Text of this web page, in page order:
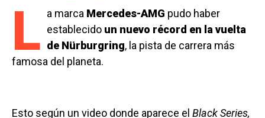
L a marca Mercedes-AMG pudo haber
establecido un nuevo récord en la vuelta
de Nürburgring, la pista de carrera más
famosa del planeta.
Esto según un video donde aparece el Black Series,